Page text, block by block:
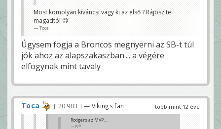
Max a 2. 😉
Toca
Most komolyan kíváncsi vagy ki az első ? Rájösz te
magadtól 😉
Toca
Úgysem fogja a Broncos megnyerni az SB-t túl
jók ahoz az alapszakaszban.... a végére
elfogynak mint tavaly
több mint 12 éve
Toca 20 903 — Vikings fan
Rodgers az MVP...
JayB